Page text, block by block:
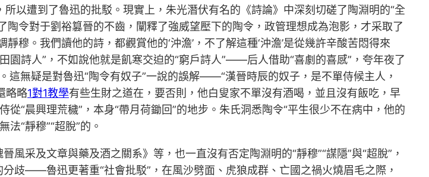
以遭到了魯迅的批駁。現實上，朱光潛伏有名的《詩論》中深刻切磋了陶淵明的“全
令對于劉裕篡晉的不齒，闡釋了強威望壓下的陶令，政管理想成為泡影，才采取了
穆。我們讀他的詩，都觀賞他的‘沖澹’，不了解這種‘沖澹’是從幾許辛酸苦悶得來
詩人”，不如說他就是飢寒交迫的“窮戶詩人”——后人借助“喜劇的喜感”，夸年夜了
這無疑是對魯迅“陶令有奴子”一說的誤解——“漢晉時辰的奴子，是不單侍候主人，
略略1對1教學有些生財之道在，要否則，他白叟家不單沒有酒喝，並且沒有飯吃，早
“晨興理荒穢”，本身“帶月荷鋤回”的地步。朱氏洞悉陶令“平生很少不在病中，他的
“靜穆”“超脫”的。
采及文章與藥及酒之關系》等，也一直沒有否定陶淵明的“靜穆”“謀隱”與“超脫”，
歧——魯迅更著重“社會批駁”，在風沙劈面、虎狼成群、亡國之禍火燒眉毛之際，